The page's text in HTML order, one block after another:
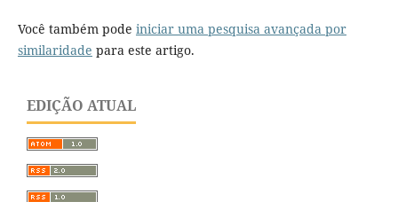
Você também pode iniciar uma pesquisa avançada por
similaridade para este artigo.
EDIÇÃO ATUAL